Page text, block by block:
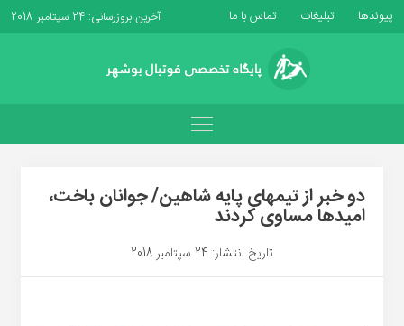
پیوندها تبلیغات تماس با ما آخرین بروزرسانی: 24 سپتامبر 2018
دو خبر از تیمهای پایه شاهین/ جوانان باخت،
امیدها مساوی کردند
تاریخ انتشار: 24 سپتامبر 2018